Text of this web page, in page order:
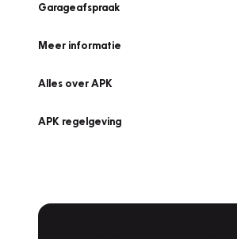
Garageafspraak
Meer informatie
Alles over APK
APK regelgeving